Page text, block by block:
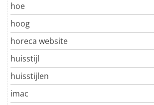
hoe
hoog
horeca website
huisstijl
huisstijlen
imac